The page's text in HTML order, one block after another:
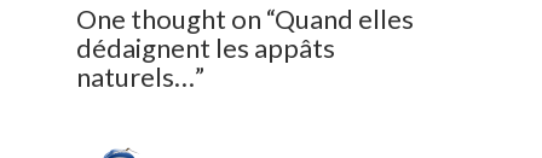
One thought on “Quand elles
dédaignent les appâts
naturels…”